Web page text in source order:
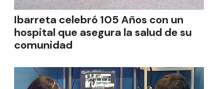
Ibarreta celebró 105 Años con un
hospital que asegura la salud de su
comunidad